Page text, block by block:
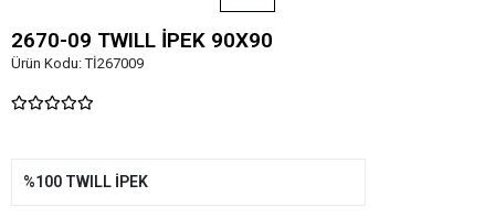
2670-09 TWILL İPEK 90X90
Ürün Kodu:Tİ267009
%100 TWILL İPEK